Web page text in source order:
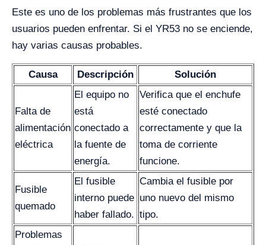
Este es uno de los problemas más frustrantes que los
usuarios pueden enfrentar. Si el YR53 no se enciende,
hay varias causas probables.
Causa Descripción Solución
Falta de
alimentación
eléctrica
El equipo no
está
conectado a
la fuente de
energía.
Verifica que el enchufe
esté conectado
correctamente y que la
toma de corriente
funcione.
Fusible
quemado
El fusible
interno puede
haber fallado.
Cambia el fusible por
uno nuevo del mismo
tipo.
Problemas